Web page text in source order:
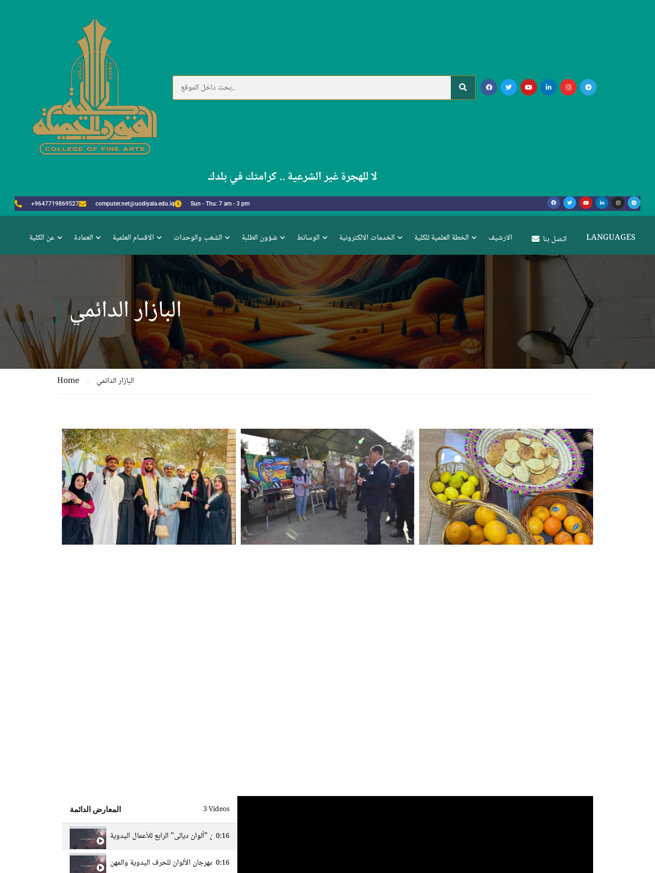
لا للهجرة غير الشرعية .. كرامتك في بلدك
+9647719869527 computer.net@uodiyala.edu.iq Sun - Thu: 7 am - 3 pm
عن الكلية العمادة الاقسام العلمية الشعب والوحدات شؤون الطلبة الوسائط الخدمات الالكترونية الخطة العلمية للكلية الارشيف اتصل بنا LANGUAGES
البازار الدائمي
Home البازار الدائمي
المعارض الدائمة 3 Videos
كلية الفنون تحتضن مهرجان "ألوان ديالى" الرابع للأعمال اليدوية
0:16
ترويجا للمشاريع النسوية في ديالى .. مهرجان الألوان للحرف اليدوية والمهن
0:16